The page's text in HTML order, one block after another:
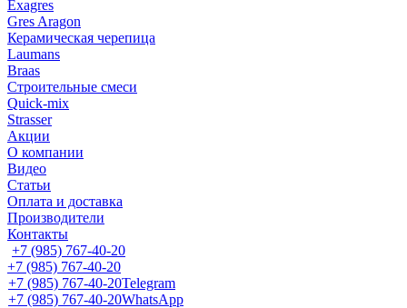
Exagres
Gres Aragon
Керамическая черепица
Laumans
Braas
Строительные смеси
Quick-mix
Strasser
Акции
О компании
Видео
Статьи
Оплата и доставка
Производители
Контакты
+7 (985) 767-40-20
+7 (985) 767-40-20
+7 (985) 767-40-20Telegram
+7 (985) 767-40-20WhatsApp